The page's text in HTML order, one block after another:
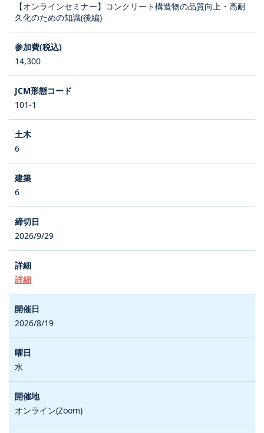
【オンラインセミナー】コンクリート構造物の品質向上・高耐
久化のための知識(後編)
14,300
101-1
6
6
2026/9/29
詳細
2026/8/19
水
オンライン(Zoom)